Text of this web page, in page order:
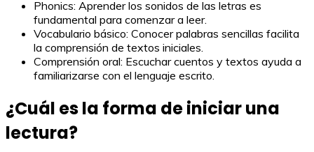
Phonics: Aprender los sonidos de las letras es
fundamental para comenzar a leer.
Vocabulario básico: Conocer palabras sencillas facilita
la comprensión de textos iniciales.
Comprensión oral: Escuchar cuentos y textos ayuda a
familiarizarse con el lenguaje escrito.
¿Cuál es la forma de iniciar una
lectura?